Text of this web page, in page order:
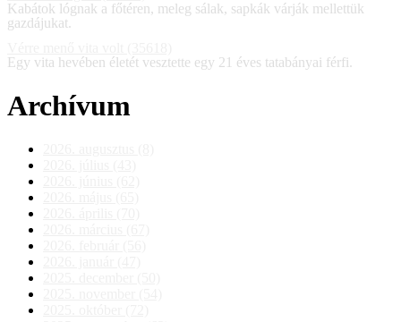
Kabátok lógnak a főtéren, meleg sálak, sapkák várják mellettük
gazdájukat.
Egy vita hevében életét vesztette egy 21 éves tatabányai férfi.
Archívum